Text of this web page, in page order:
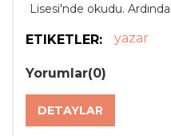
Lisesi'nde okudu.
Fakültesi Tiyatro
hizmetini yaptıktan
Yurt ile birlikte senaryo
''Kardeş Payı''
ETIKETLER: yazar
Yorumlar(0)
DETAYLAR